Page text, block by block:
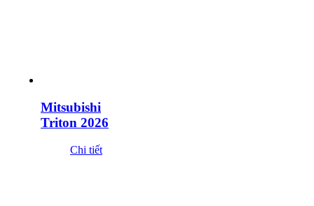
Mitsubishi
Triton 2026
Chi tiết